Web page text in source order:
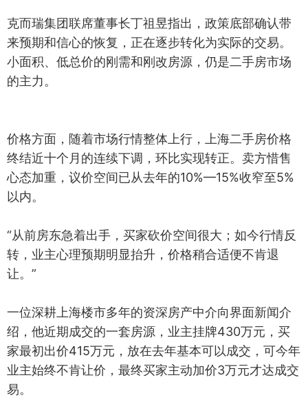
克而瑞集团联席董事长丁祖昱指出，政策底部确认带
来预期和信心的恢复，正在逐步转化为实际的交易。
小面积、低总价的刚需和刚改房源，仍是二手房市场
的主力。
价格方面，随着市场行情整体上行，上海二手房价格
终结近十个月的连续下调，环比实现转正。卖方惜售
心态加重，议价空间已从去年的10%—15%收窄至5%
以内。
“从前房东急着出手，买家砍价空间很大；如今行情反
转，业主心理预期明显抬升，价格稍合适便不肯退
让。”
一位深耕上海楼市多年的资深房产中介向界面新闻介
绍，他近期成交的一套房源，业主挂牌430万元，买
家最初出价415万元，放在去年基本可以成交，可今年
业主始终不肯让价，最终买家主动加价3万元才达成交
易。